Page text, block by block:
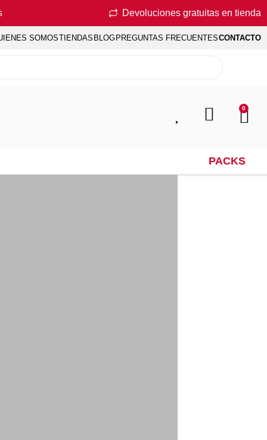
Devoluciones gratuitas en tienda
SOMOSTIENDAS BLOG PREGUNTAS FRECUENTESCONTACTO
0
PACKS